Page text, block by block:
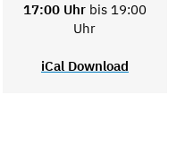
17:00 Uhr bis 19:00
Uhr
iCal Download